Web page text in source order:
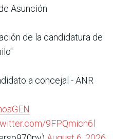
Asunción
de la candidatura de
a concejal - ANR
9FPQmicn6l